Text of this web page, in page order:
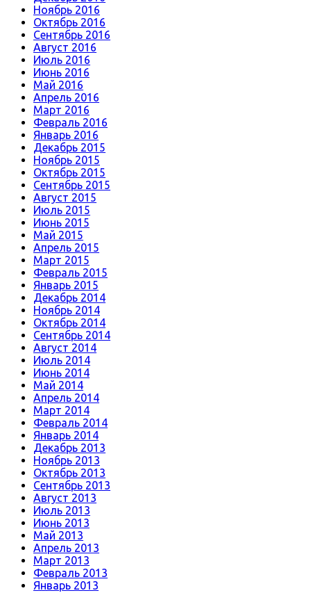
Ноябрь 2016
Октябрь 2016
Сентябрь 2016
Август 2016
Июль 2016
Июнь 2016
Май 2016
Апрель 2016
Март 2016
Февраль 2016
Январь 2016
Декабрь 2015
Ноябрь 2015
Октябрь 2015
Сентябрь 2015
Август 2015
Июль 2015
Июнь 2015
Май 2015
Апрель 2015
Март 2015
Февраль 2015
Январь 2015
Декабрь 2014
Ноябрь 2014
Октябрь 2014
Сентябрь 2014
Август 2014
Июль 2014
Июнь 2014
Май 2014
Апрель 2014
Март 2014
Февраль 2014
Январь 2014
Декабрь 2013
Ноябрь 2013
Октябрь 2013
Сентябрь 2013
Август 2013
Июль 2013
Июнь 2013
Май 2013
Апрель 2013
Март 2013
Февраль 2013
Январь 2013